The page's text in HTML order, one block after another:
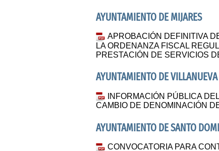
AYUNTAMIENTO DE MIJARES
APROBACIÓN DEFINITIVA
LA ORDENANZA FISCAL
PRESTACIÓN DE SERVICIOS
AYUNTAMIENTO DE
INFORMACIÓN PÚBLICA
CAMBIO DE DENOMINACIÓN
AYUNTAMIENTO DE SANTO
CONVOCATORIA PARA